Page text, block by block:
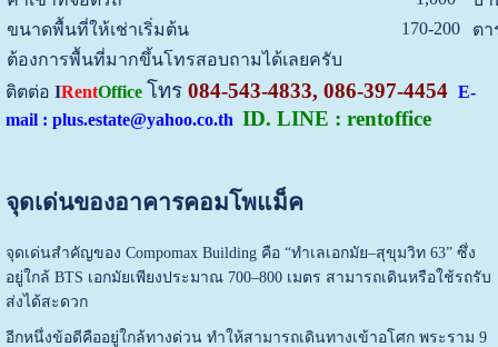
ขนาดพื้นที่ให้เช่าเริ่มต้น
170-200
ตา
ต้องการพื้นที่มากขึ้นโทรสอบถามได้เลยครับ
ติตต่อ IRentOffice โทร084-543-4833, 086-397-4454 E-
mail : plus.estate@yahoo.co.th ID. LINE : rentoffice
จุดเด่นของอาคารคอมโพแม็ค
จุดเด่นสำคัญของ Compomax Building คือ “ทำเลเอกมัย–สุขุมวิท 63” ซึ่ง
อยู่ใกล้ BTS เอกมัยเพียงประมาณ 700–800 เมตร สามารถเดินหรือใช้รถรับ
ส่งได้สะดวก
อีกหนึ่งข้อดีคืออยู่ใกล้ทางด่วน ทำให้สามารถเดินทางเข้าอโศก พระราม 9